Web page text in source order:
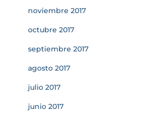
noviembre 2017
octubre 2017
septiembre 2017
agosto 2017
julio 2017
junio 2017